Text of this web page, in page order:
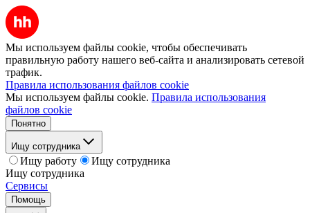
Мы используем файлы cookie, чтобы обеспечивать
правильную работу нашего веб-сайта и анализировать сетевой
трафик.
Правила использования файлов cookie
Мы используем файлы cookie. Правила использования
файлов cookie
Понятно
Ищу сотрудника
Ищу работу
Ищу сотрудника
Ищу сотрудника
Сервисы
Помощь